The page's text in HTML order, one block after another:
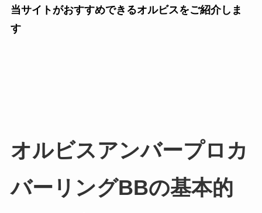
当サイトがおすすめできるオルビスをご紹介しま
す
オルビスアンバープロカ
バーリングBBの基本的